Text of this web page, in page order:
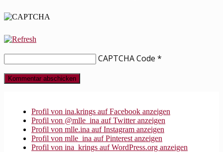
CAPTCHA Code *
Profil von ina.krings auf Facebook anzeigen
Profil von @mlle_ina auf Twitter anzeigen
Profil von mlle.ina auf Instagram anzeigen
Profil von mlle_ina auf Pinterest anzeigen
Profil von ina_krings auf WordPress.org anzeigen